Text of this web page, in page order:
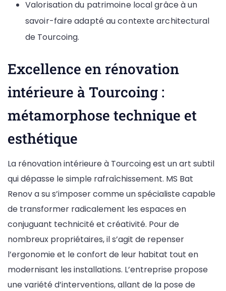
Valorisation du patrimoine local grâce à un
savoir-faire adapté au contexte architectural
de Tourcoing.
Excellence en rénovation
intérieure à Tourcoing :
métamorphose technique et
esthétique
La rénovation intérieure à Tourcoing est un art subtil
qui dépasse le simple rafraîchissement. MS Bat
Renov a su s’imposer comme un spécialiste capable
de transformer radicalement les espaces en
conjuguant technicité et créativité. Pour de
nombreux propriétaires, il s’agit de repenser
l’ergonomie et le confort de leur habitat tout en
modernisant les installations. L’entreprise propose
une variété d’interventions, allant de la pose de